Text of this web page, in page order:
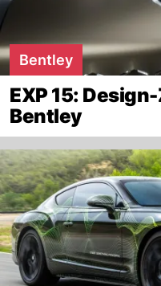
Bentley
EXP 15:
Bentley